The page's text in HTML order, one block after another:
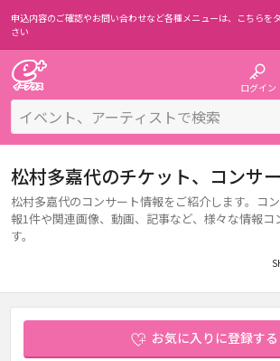
申込内容のご確認やお問い合わせなど各種メニューは、 こちらを
さい
ログイン
松村多嘉代のチケット、コンサ
松村多嘉代のコンサート情報をご紹介します。コ
報1件や関連画像、動画、記事など、様々な情報コ
す。
お気に入りに登録する